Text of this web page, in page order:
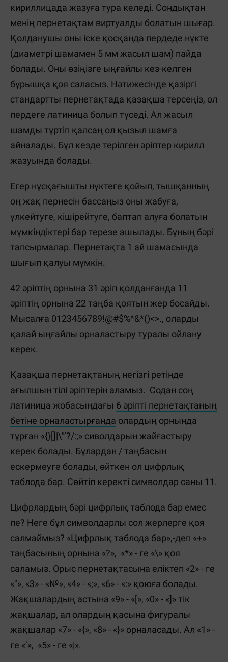
кириллицада жазуға тура келеді. Сондықтан
менің пернетақтам виртуалды болатын шығар.
Қолданушы оны іске қосқанда пердеде нүкте
(диаметрі шамамен 5 мм жасыл шам) пайда
болады. Оны өзіңізге ыңғайлы кез-келген
бұрышқа қоя саласыз. Нәтижесінде қазіргі
стандартты пернетақтада қазақша терсеңіз, ол
пердеге латиница болып түседі. Ал жасыл
шамды түртіп қалсаң ол қызыл шамға
айналады. Бұл кезде терілген әріптер кирилл
жазуында болады.
Егер нұсқағышты нүктеге қойып, тышқанның
оң жақ пернесін бассаңыз оны жабуға,
үлкейтуге, кішірейтуге, баптап алуға болатын
мүмкіндіктері бар терезе ашылады. Бұның бәрі
тапсырмалар. Пернетақта 1 ай шамасында
шығып қалуы мүмкін.
42 әріптің орнына 31 әріп қолданғанда 11
әріптің орнына 22 таңба қоятын жер босайды.
Мысалға 0123456789!@#$%^&*()<>., оларды
қалай ыңғайлы орналастыру туралы ойлану
керек.
Қазақша пернетақтаның негізгі ретінде
ағылшын тілі әріптерін аламыз. Содан соң
латиница жобасындағы 6 әріпті пернетақтаның
бетіне орналастырғанда олардың орнында
тұрған «{}[]|\"’?/:;» сиволдарын жайғастыру
керек болады. Бұлардан / таңбасын
ескермеуге болады, өйткен ол цифрлық
таблода бар. Сөйтіп керекті символдар саны 11.
Цифрлардың бәрі цифрлық таблода бар емес
пе? Неге бұл символдарлы сол жерлерге қоя
салмаймыз? «Цифрлық таблода бар»,-деп «+»
таңбасының орнына «?», «*» - ге «\» қоя
саламыз. Орыс пернетақтасына еліктеп «2» - ге
«"», «3» - «№», «4» - «;», «6» - «:» қоюға болады.
Жақшалардың астына «9» - «[», «0» - «]» тік
жақшалар, ал олардың қасына фигуралы
жақшалар «7» - «{», «8» - «}» орналасады. Ал «1» -
ге «’», «5» - ге «|».